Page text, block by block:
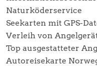
Naturköderservice
Seekarten mit GPS-
Verleih von
Top ausgestatteter
Autoreisekarte